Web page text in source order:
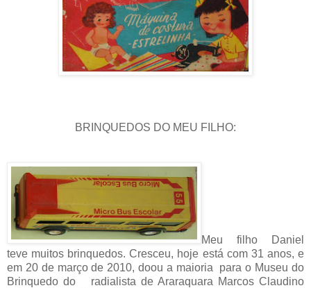
BRINQUEDOS DO MEU FILHO:
Meu filho Daniel
teve muitos brinquedos. Cresceu, hoje está com 31 anos, e
em 20 de março de 2010, doou a maioria para o Museu do
Brinquedo do radialista de Araraquara Marcos Claudino